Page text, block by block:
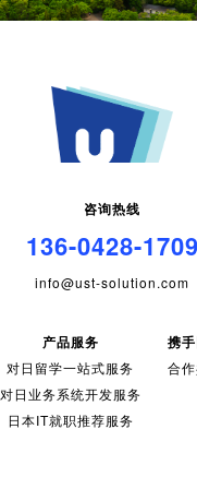
咨询热线
136-0428-1709
info@ust-solution.com
产品服务
对日留学一站式服务
对日业务系统开发服务
日本IT就职推荐服务
携
合